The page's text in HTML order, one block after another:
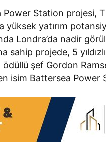
Station projesi,
yüksek yatırım
Londra’da nadir
sahip projede, 5
şef Gordon
isim Battersea Power